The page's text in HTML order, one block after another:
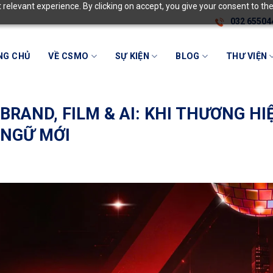
experience. By clicking on accept, you give your consent to
032
CHỦ VỀ CSMO SỰ KIỆN BLOG THƯ VIỆN
FILM & AI: KHI THƯƠNG
MỚI